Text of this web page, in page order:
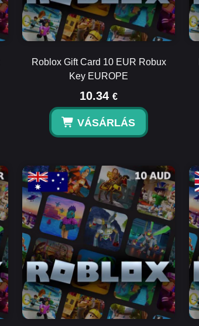
Roblox Gift Card 10 EUR Robux
Key EUROPE
10.34 €
VÁSÁRLÁS